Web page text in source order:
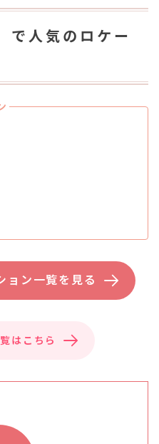
で人気のロケー
ョン一覧を見る
はこちら